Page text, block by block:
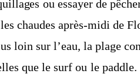
ou essayer de
chaudes après-midi de
loin sur l’eau, la plage
que le surf ou le paddle.